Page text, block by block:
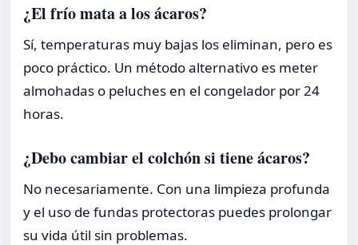
¿El frío mata a los ácaros?
Sí, temperaturas muy bajas los eliminan, pero es
poco práctico. Un método alternativo es meter
almohadas o peluches en el congelador por 24
horas.
¿Debo cambiar el colchón si tiene ácaros?
No necesariamente. Con una limpieza profunda
y el uso de fundas protectoras puedes prolongar
su vida útil sin problemas.